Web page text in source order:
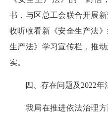
书，与区总工会联合开展
收听收看新《安全生产法
生产法》学习宣传栏，推
实。
四、存在问题及2022年
我局在推进依法治理方